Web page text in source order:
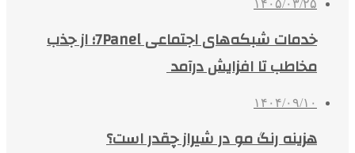
۱۴۰۵/۰۳/۲۵
خدمات شبکه‌های اجتماعی 7Panel؛ از جذب
مخاطب تا افزایش درآمد
۱۴۰۴/۰۹/۱۰
هزینه رنگ مو در شیراز چقدر است؟